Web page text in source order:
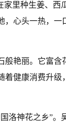
里种生姜、西
心头一热，一
艳丽。它富含
健康消费升级
洛神花之乡”。